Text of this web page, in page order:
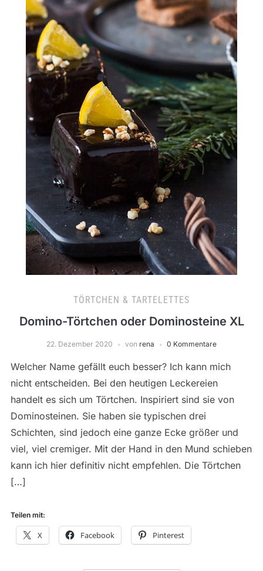
TÖRTCHEN & TARTELETTES
Domino-Törtchen oder Dominosteine XL
22. Dezember 2020 von rena 0 Kommentare
Welcher Name gefällt euch besser? Ich kann mich
nicht entscheiden. Bei den heutigen Leckereien
handelt es sich um Törtchen. Inspiriert sind sie von
Dominosteinen. Sie haben sie typischen drei
Schichten, sind jedoch eine ganze Ecke größer und
viel, viel cremiger. Mit der Hand in den Mund schieben
kann ich hier definitiv nicht empfehlen. Die Törtchen
[…]
Teilen mit:
X Facebook Pinterest